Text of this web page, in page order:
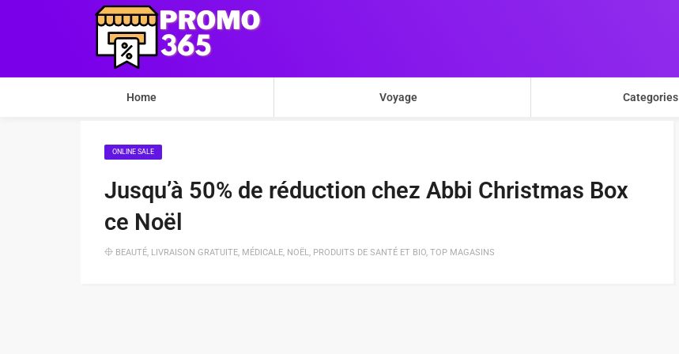
Home Voyage Categories
ONLINE SALE
Jusqu’à 50% de réduction chez Abbi Christmas Box
ce Noël
BEAUTÉ, LIVRAISON GRATUITE, MÉDICALE, NOËL, PRODUITS DE SANTÉ ET BIO, TOP MAGASINS